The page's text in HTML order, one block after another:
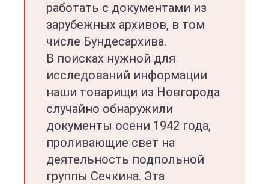
работать с документами из
зарубежных архивов, в том
числе Бундесархива.
В поисках нужной для
исследований информации
наши товарищи из Новгорода
случайно обнаружили
документы осени 1942 года,
проливающие свет на
деятельность подпольной
группы Сечкина. Эта